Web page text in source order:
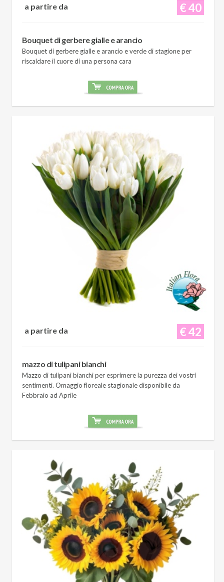
€ 40
a partire da
Bouquet di gerbere gialle e arancio
Bouquet di gerbere gialle e arancio e verde di stagione per
riscaldare il cuore di una persona cara
€ 42
a partire da
mazzo di tulipani bianchi
Mazzo di tulipani bianchi per esprimere la purezza dei vostri
sentimenti. Omaggio floreale stagionale disponibile da
Febbraio ad Aprile